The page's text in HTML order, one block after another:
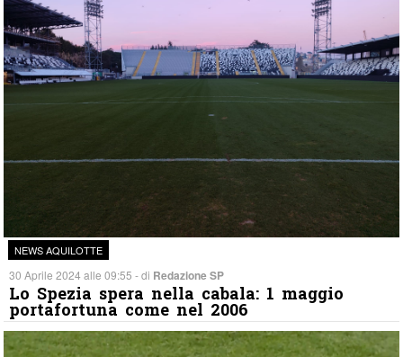
NEWS AQUILOTTE
30 Aprile 2024 alle 09:55 - di Redazione SP
Lo Spezia spera nella cabala: 1 maggio
portafortuna come nel 2006